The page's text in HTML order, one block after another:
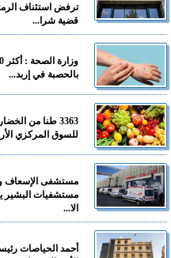
ترفض استئناف
قضية شرا...
بالحصبة في إربد...
3363 طنا من
للسوق المركزي
مستشفى الإسعاف
مستشفيات
الا...
أحمد الحياصات